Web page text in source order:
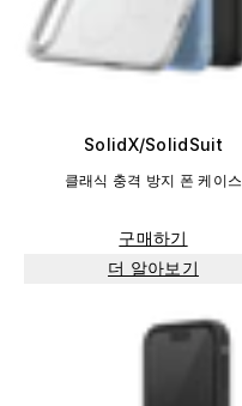
SolidX/SolidSuit
클래식 충격 방지 폰 케이스
구매하기
더 알아보기